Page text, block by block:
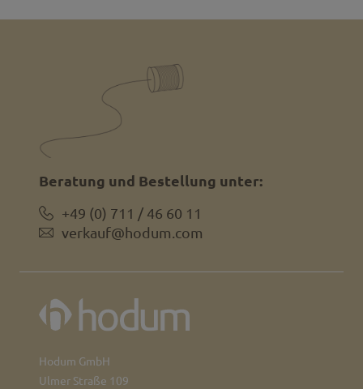
Hodum GmbH
Ulmer Straße 109
Beratung und Bestellung unter:
+49 (0) 711 / 46 60 11
verkauf@hodum.com